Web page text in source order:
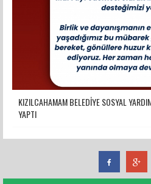
KIZILCAHAMAM BELEDİYE SOSYAL
YAPTI